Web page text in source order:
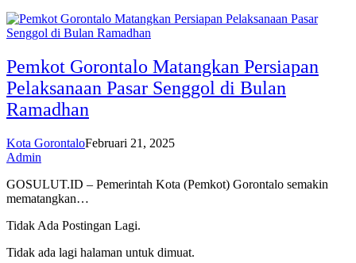
Pemkot Gorontalo Matangkan Persiapan
Pelaksanaan Pasar Senggol di Bulan
Ramadhan
Kota GorontaloFebruari 21, 2025
Admin
GOSULUT.ID – Pemerintah Kota (Pemkot) Gorontalo semakin
mematangkan…
Tidak Ada Postingan Lagi.
Tidak ada lagi halaman untuk dimuat.